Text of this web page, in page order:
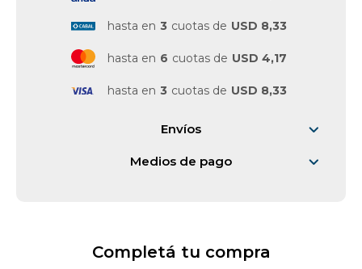
hasta en 3 cuotas de USD 8,33
hasta en 6 cuotas de USD 4,17
hasta en 3 cuotas de USD 8,33
Envíos
Medios de pago
Completá tu compra